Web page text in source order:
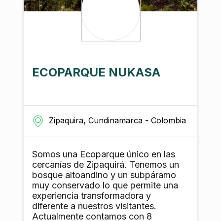
ECOPARQUE NUKASA
Zipaquira, Cundinamarca - Colombia
Somos una Ecoparque único en las
cercanías de Zipaquirá. Tenemos un
bosque altoandino y un subpáramo
muy conservado lo que permite una
experiencia transformadora y
diferente a nuestros visitantes.
Actualmente contamos con 8